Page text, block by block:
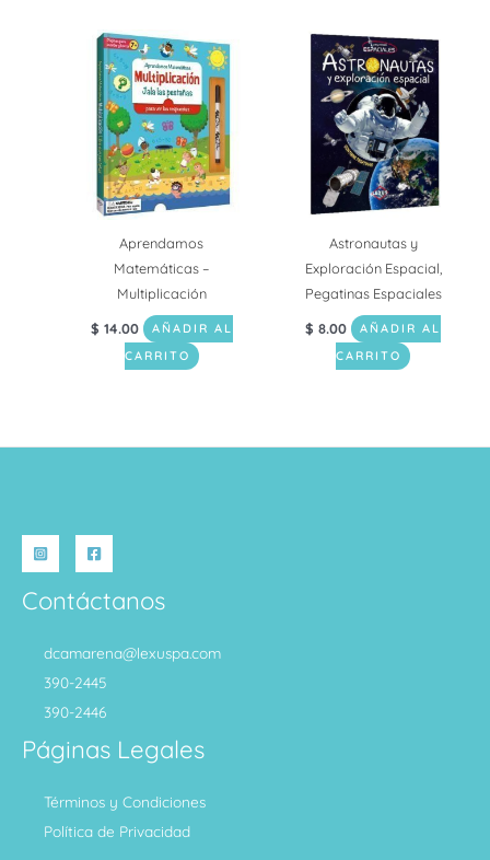
Aprendamos
Matemáticas –
Multiplicación
$ 14.00
AÑADIR AL
CARRITO
Astronautas y
Exploración Espacial,
Pegatinas Espaciales
$ 8.00
AÑADIR AL
CARRITO
Contáctanos
dcamarena@lexuspa.com
390-2445
390-2446
Páginas Legales
Términos y Condiciones
Política de Privacidad